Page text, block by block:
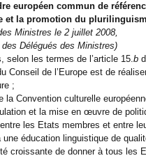
européen commun de
et la promotion du
Ministres le 2 juillet 2008,
Délégués des Ministres)
selon les termes de l’article 15.b
Conseil de l’Europe est de
;
la Convention culturelle
et la mise en œuvre de
les Etats membres et entre
éducation linguistique de
croissante de donner à tous les